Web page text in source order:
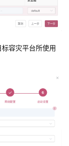
容灾平台所使用